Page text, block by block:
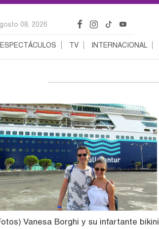
08, 2026
ESPECTÁCULOS TV INTERNACIONAL
Vanesa Borghi y su infartante bikini